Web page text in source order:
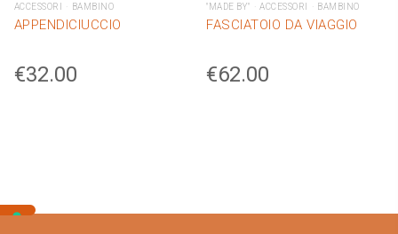
ACCESSORI BAMBINO
APPENDICIUCCIO
€32.00
"MADE BY" ACCESSORI BAMBINO
FASCIATOIO DA VIAGGIO
€62.00